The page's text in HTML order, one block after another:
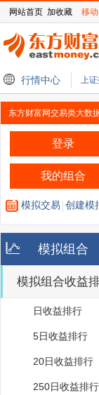
网站首页 加收藏 移
行情中心 上
用现金 Q2回购并净买
东方财富网交易类大数
登录
我的组合
模拟交易 创建模
模拟组合
模拟组合收益
日收益排行
5日收益排行
20日收益排行
250日收益排行